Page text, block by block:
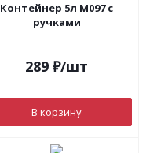
Контейнер 5л М097 с
ручками
289 ₽/шт
В корзину